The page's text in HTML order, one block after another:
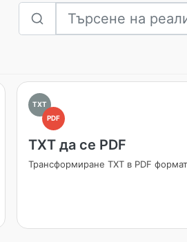
TXT
PDF
TXT да се PDF
Трансформиране TXT в PDF формат